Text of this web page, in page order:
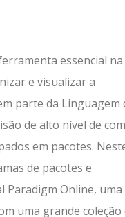
essencial na
e visualizar a
parte da Linguagem
de alto nível de
em pacotes.
de pacotes e
Paradigm Online, uma
uma grande coleção